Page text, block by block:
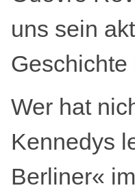
uns sein
Geschichte
Wer hat
Kennedys
Berliner«